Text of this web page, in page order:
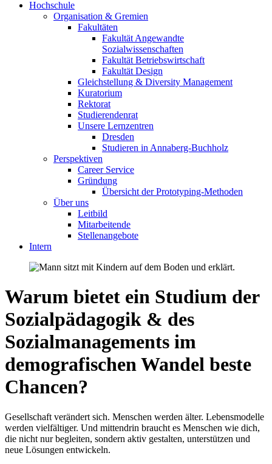
Hochschule
Organisation & Gremien
Fakultäten
Fakultät Angewandte
Sozialwissenschaften
Fakultät Betriebswirtschaft
Fakultät Design
Gleichstellung & Diversity Management
Kuratorium
Rektorat
Studierendenrat
Unsere Lernzentren
Dresden
Studieren in Annaberg-Buchholz
Perspektiven
Career Service
Gründung
Übersicht der Prototyping-Methoden
Über uns
Leitbild
Mitarbeitende
Stellenangebote
Intern
Warum bietet ein Studium der
Sozialpädagogik & des
Sozialmanagements im
demografischen Wandel beste
Chancen?
Gesellschaft verändert sich. Menschen werden älter. Lebensmodelle
werden vielfältiger. Und mittendrin braucht es Menschen wie dich,
die nicht nur begleiten, sondern aktiv gestalten, unterstützen und
neue Lösungen entwickeln.